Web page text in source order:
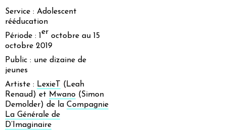
Service : Adolescent
rééducation
Période : 1er octobre au 15
octobre 2019
Public : une dizaine de
jeunes
Artiste : LexieT (Leah
Renaud) et Mwano (Simon
Demolder) de la Compagnie
La Générale de
D’Imaginaire